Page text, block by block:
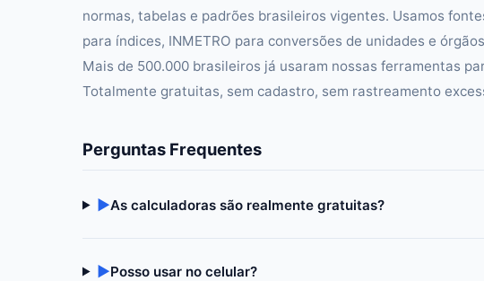
normas, tabelas e padrões brasileiros vigentes. Usamos
para índices, INMETRO para conversões de unidades e
Mais de 500.000 brasileiros já usaram nossas ferramentas
Totalmente gratuitas, sem cadastro, sem rastreamento
Perguntas Frequentes
▶As calculadoras são realmente gratuitas?
▶Posso usar no celular?